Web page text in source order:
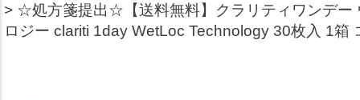
☆処方箋提出☆【送料無料】クラリティワンデー
ロジー clariti 1day WetLoc Technology 30枚入 1箱